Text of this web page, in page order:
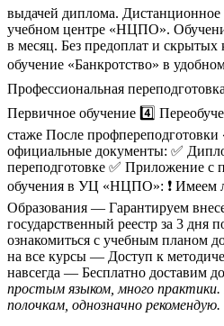
выдачей диплома. Дистанционное
учебном центре «НЦПО».
в месяц. Без предоплат и скрытых
обучение «Банкротство» в
Профессиональная
Первичное обучение 4️⃣
стаже После
официальные документы: ✅
переподготовке ✅ Приложение с
обучения в УЦ «НЦПО»: ❗️ Имеем
Образования — Гарантируем
государственный реестр за 3
ознакомиться с учебным планом
на все курсы — Доступ к
навсегда — Бесплатно доставим
простым языком, много
полочкам, однозначно рекомендую.